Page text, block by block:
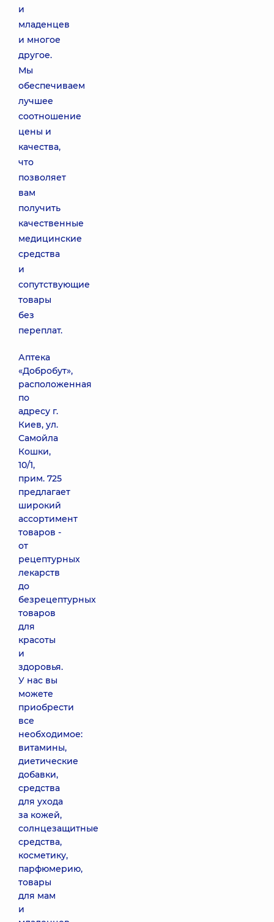
и
младенцев
и многое
другое.
Мы
обеспечиваем
лучшее
соотношение
цены и
качества,
что
позволяет
вам
получить
качественные
медицинские
средства
и
сопутствующие
товары
без
переплат.
Аптека
«Добробут»,
расположенная
по
адресу г.
Киев, ул.
Самойла
Кошки,
10/1,
прим. 725
предлагает
широкий
ассортимент
товаров -
от
рецептурных
лекарств
до
безрецептурных
товаров
для
красоты
и
здоровья.
У нас вы
можете
приобрести
все
необходимое:
витамины,
диетические
добавки,
средства
для ухода
за кожей,
солнцезащитные
средства,
косметику,
парфюмерию,
товары
для мам
и